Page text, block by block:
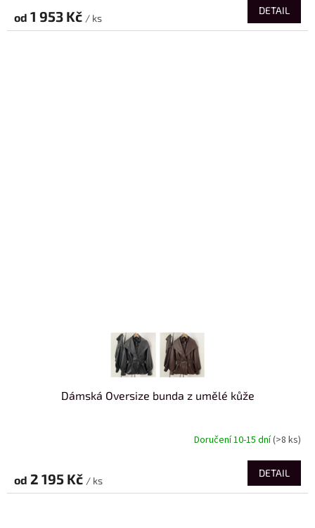
od 1 953 Kč / ks
DETAIL
Dámská Oversize bunda z umělé kůže
Doručení 10-15 dní(>8 ks)
od 2 195 Kč / ks
DETAIL